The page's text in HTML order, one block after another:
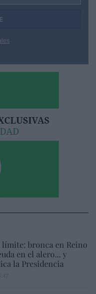
bronca en Reino
en el alero... y
la Presidencia